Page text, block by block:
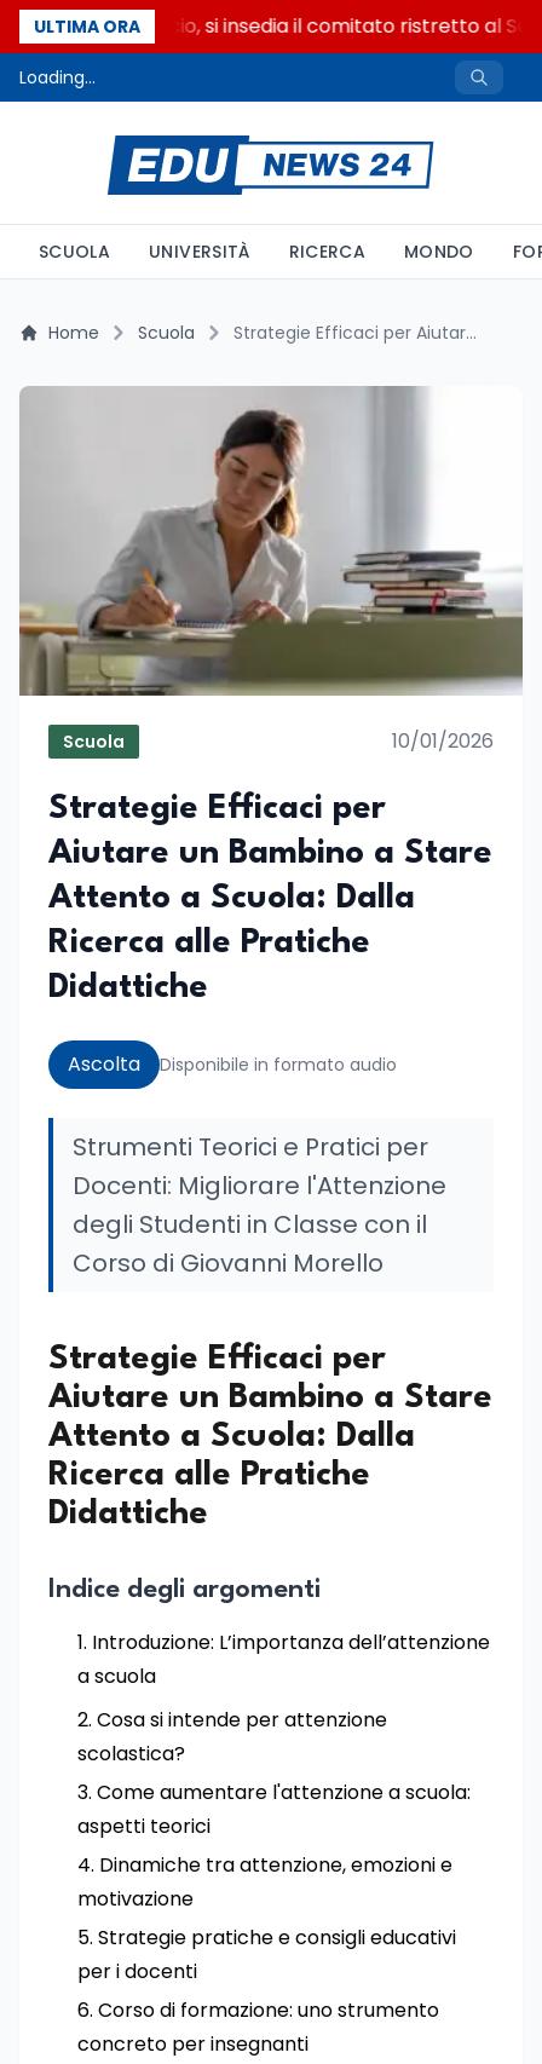
ULTIMA ORA
Riforma del calcio, si insedia il comitato ristretto al
Loading...
SCUOLA UNIVERSITÀ RICERCA MONDO
Home Scuola Strategie Efficaci per Aiutare un Bambino a Stare Attento a Scuola: Dalla Ricerca alle Pratiche Didattiche
Scuola 10/01/2026
Strategie Efficaci per
Aiutare un Bambino a Stare
Attento a Scuola: Dalla
Ricerca alle Pratiche
Didattiche
Ascolta Disponibile in formato audio
Strumenti Teorici e Pratici per
Docenti: Migliorare l'Attenzione
degli Studenti in Classe con il
Corso di Giovanni Morello
Strategie Efficaci per
Aiutare un Bambino a Stare
Attento a Scuola: Dalla
Ricerca alle Pratiche
Didattiche
Indice degli argomenti
Introduzione: L’importanza dell’attenzione
a scuola
Cosa si intende per attenzione
scolastica?
Come aumentare l'attenzione a scuola:
aspetti teorici
Dinamiche tra attenzione, emozioni e
motivazione
Strategie pratiche e consigli educativi
per i docenti
Corso di formazione: uno strumento
concreto per insegnanti